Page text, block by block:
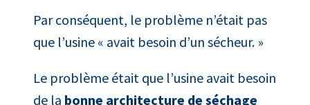
Par conséquent, le problème n’était pas
que l’usine « avait besoin d’un sécheur. »
Le problème était que l’usine avait besoin
de la bonne architecture de séchage